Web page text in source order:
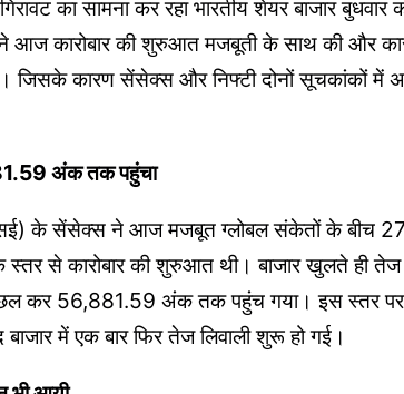
का सामना कर रहा भारतीय शेयर बाजार बुधवार
आज कारोबार की शुरुआत मजबूती के साथ की और
जिसके कारण सेंसेक्स और निफ्टी दोनों सूचकांकों में
अंक तक पहुंचा
के सेंसेक्स ने आज मजबूत ग्लोबल संकेतों के बीच
से कारोबार की शुरुआत थी। बाजार खुलते ही तेज
कर 56,881.59 अंक तक पहुंच गया। इस स्तर पर
में एक बार फिर तेज लिवाली शुरू हो गई।